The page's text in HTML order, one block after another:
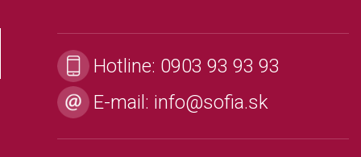
Hotline: 0903 93 93 93
E-mail: info@sofia.sk